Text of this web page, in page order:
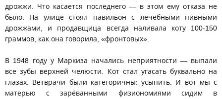
дрожжи. Что касается последнего — в этом ему отказа не
было. На улице стоял павильон с лечебными пивными
дрожжами, и продавщица всегда наливала коту 100-150
граммов, как она говорила, «фронтовых».
В 1948 году у Маркиза начались неприятности — выпали
все зубы верхней челюсти. Кот стал угасать буквально на
глазах. Ветврачи были категоричны: усыпить. И вот мы с
матерью с зарёванными физиономиями сидим в